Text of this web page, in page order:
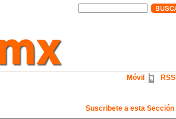
RSS
Móvil
Suscribete a esta Sección